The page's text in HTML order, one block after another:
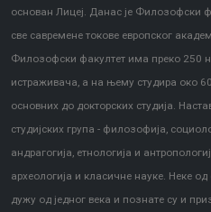
основан Лицеј. Данас је Филозофски
све савремене токове европског
Филозофски факултет има преко 250
истраживача, а на њему студира око
основних до докторских студија.
студијских група - филозофија,
андрагогија, етнологија и
археологија и класичне науке. Неке од
дужу од једног века и познате су и